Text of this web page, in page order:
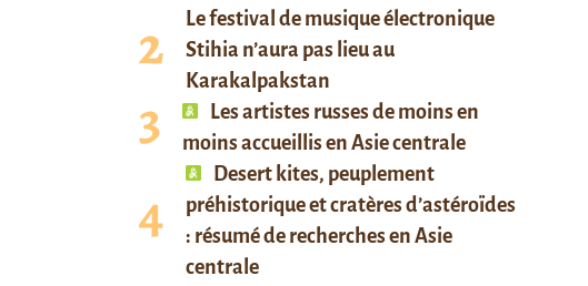
Le festival de musique électronique
Stihia n’aura pas lieu au
Karakalpakstan
Les artistes russes de moins en
moins accueillis en Asie centrale
Desert kites, peuplement
préhistorique et cratères d’astéroïdes
: résumé de recherches en Asie
centrale